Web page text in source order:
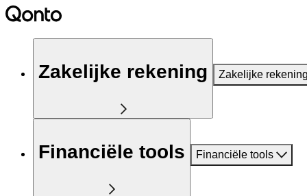
Zakelijke rekening Zakelijke
Financiële tools Financiële tools